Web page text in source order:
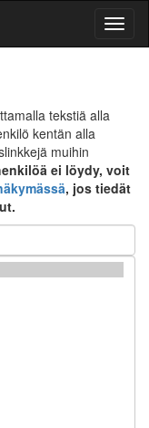
tekstiä alla
kentän alla
muihin
ei löydy, voit
, jos tiedät